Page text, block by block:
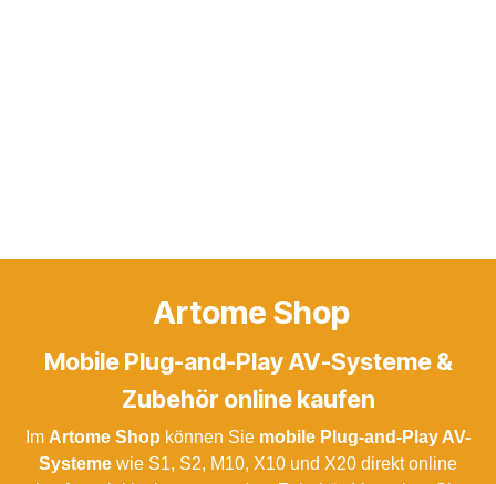
Artome Shop
Mobile Plug-and-Play AV-Systeme &
Zubehör online kaufen
Im Artome Shop können Sie mobile Plug-and-Play AV-
Systeme wie S1, S2, M10, X10 und X20 direkt online